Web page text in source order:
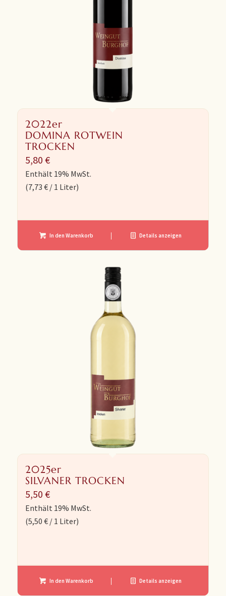
2022er
DOMINA ROTWEIN
TROCKEN
5,80 €
Enthält 19% MwSt.
(7,73 €/ 1 Liter)
In den Warenkorb Details anzeigen
2025er
SILVANER TROCKEN
5,50 €
Enthält 19% MwSt.
(5,50 €/ 1 Liter)
In den Warenkorb Details anzeigen